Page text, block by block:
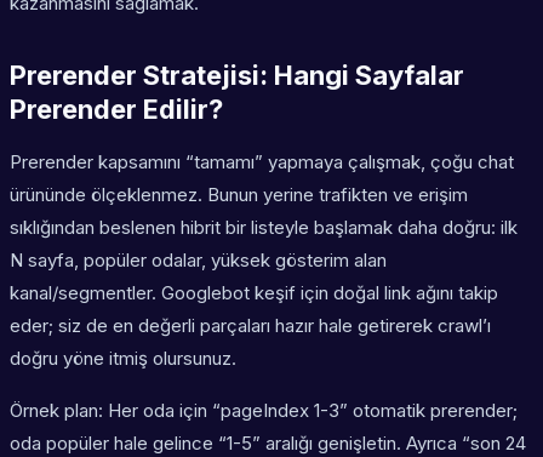
Prerender Stratejisi: Hangi Sayfalar
Prerender Edilir?
Prerender kapsamını “tamamı” yapmaya çalışmak, çoğu chat
ürününde ölçeklenmez. Bunun yerine trafikten ve erişim
sıklığından beslenen hibrit bir listeyle başlamak daha doğru: ilk
N sayfa, popüler odalar, yüksek gösterim alan
kanal/segmentler. Googlebot keşif için doğal link ağını takip
eder; siz de en değerli parçaları hazır hale getirerek crawl’ı
doğru yöne itmiş olursunuz.
Örnek plan: Her oda için “pageIndex 1-3” otomatik prerender;
oda popüler hale gelince “1-5” aralığı genişletin. Ayrıca “son 24